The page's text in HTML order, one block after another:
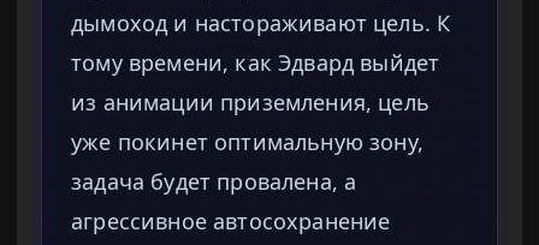
дымоход и настораживают цель. К
тому времени, как Эдвард выйдет
из анимации приземления, цель
уже покинет оптимальную зону,
задача будет провалена, а
агрессивное автосохранение